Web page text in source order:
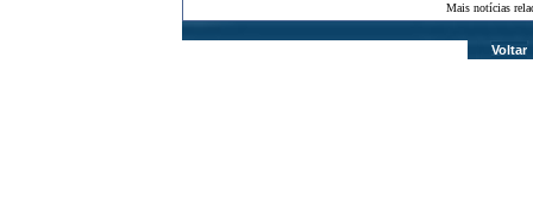
Mais notícias
Voltar